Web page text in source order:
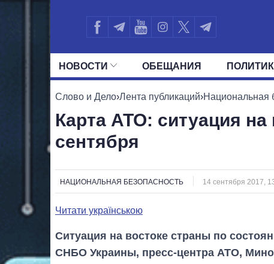
НОВОСТИ ОБЕЩАНИЯ
ВСЕ ПОЛИТИКИ ПРЕЗИДЕНТ И ОФИС
Слово и Дело›Лента публикаций›Национальная
Карта АТО: ситуация
сентября
НАЦИОНАЛЬНАЯ БЕЗОПАСНОСТЬ 14 сентября 2017,
Читати українською
Ситуация на востоке страны по
СНБО Украины, пресс-центра АТО,